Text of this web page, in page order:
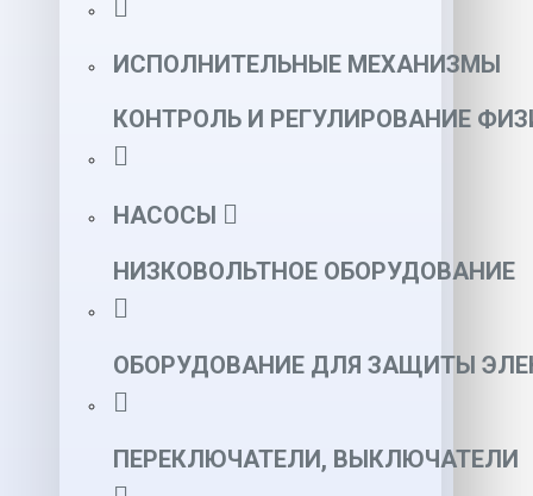
ИСПОЛНИТЕЛЬНЫЕ МЕХАНИЗМЫ
КОНТРОЛЬ И РЕГУЛИРОВАНИЕ
НАСОСЫ
НИЗКОВОЛЬТНОЕ ОБОРУДОВАНИЕ
ОБОРУДОВАНИЕ ДЛЯ ЗАЩИТЫ
ПЕРЕКЛЮЧАТЕЛИ, ВЫКЛЮЧАТЕЛИ